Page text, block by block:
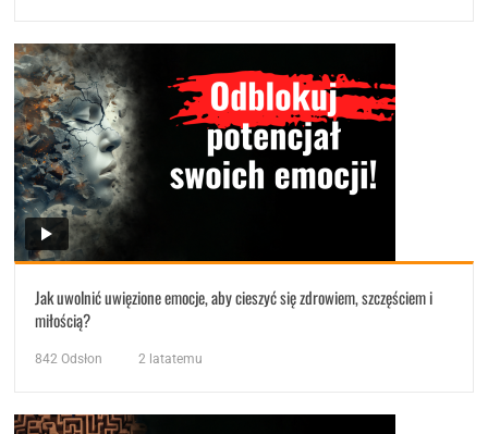
Jak uwolnić uwięzione emocje, aby cieszyć się zdrowiem, szczęściem i
miłością?
842 Odsłon 2 latatemu